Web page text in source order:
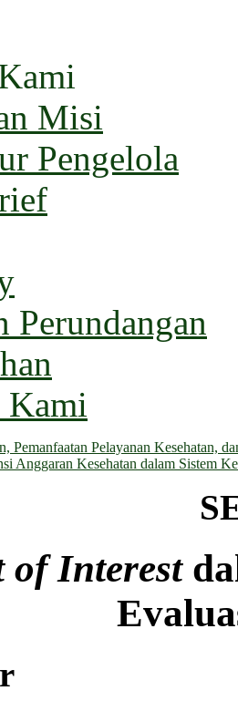
Misi
Pengelola
Perundangan
Kami
Pemanfaatan Pelayanan Kesehatan,
Anggaran Kesehatan dalam Sistem
of Interest